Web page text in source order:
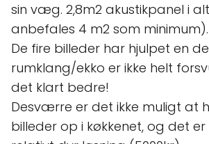
sin væg. 2,8m2 akustikpanel i
anbefales 4 m2 som minimum).
De fire billeder har hjulpet en
rumklang/ekko er ikke helt
det klart bedre!
Desværre er det ikke muligt at
billeder op i køkkenet, og det